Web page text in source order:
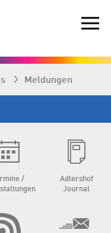
Meldungen
/
Adlershof
Journal